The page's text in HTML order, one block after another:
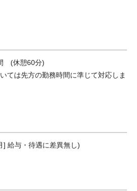
(休憩60分)
ては先方の勤務時間に準じて対応しま
] 給与・待遇に差異無し)